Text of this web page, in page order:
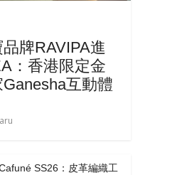
牌RAVIPA進
：香港限定金
互動體
SS26：皮革編織工